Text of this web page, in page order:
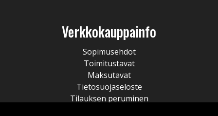
Verkkokauppainfo
Sopimusehdot
Toimitustavat
Maksutavat
Tietosuojaseloste
Tilauksen peruminen